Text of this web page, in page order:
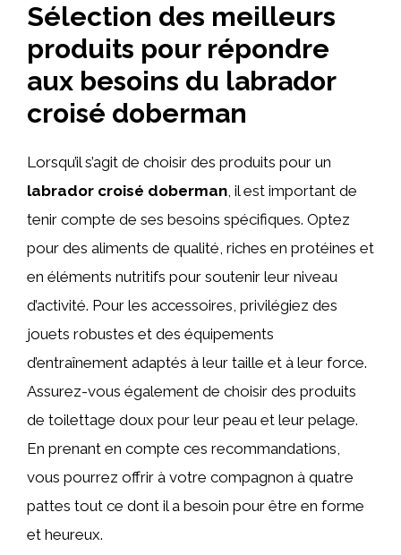
Sélection des meilleurs
produits pour répondre
aux besoins du labrador
croisé doberman
Lorsqu’il s’agit de choisir des produits pour un
labrador croisé doberman, il est important de
tenir compte de ses besoins spécifiques. Optez
pour des aliments de qualité, riches en protéines et
en éléments nutritifs pour soutenir leur niveau
d’activité. Pour les accessoires, privilégiez des
jouets robustes et des équipements
d’entraînement adaptés à leur taille et à leur force.
Assurez-vous également de choisir des produits
de toilettage doux pour leur peau et leur pelage.
En prenant en compte ces recommandations,
vous pourrez offrir à votre compagnon à quatre
pattes tout ce dont il a besoin pour être en forme
et heureux.